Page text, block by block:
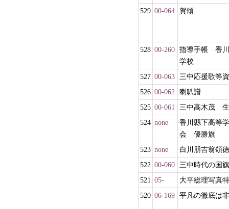
529 00-064 賀頌
528 00-260 指導手帳 香川
学校
527 00-063 三中応援歌等
526 00-062 喇叭譜
525 00-061
三中高木茂
524 none
香川縣下高等
会 優勝旗
523 none
白川朋吉翁頌
522 00-060 三中時代の国
521 05-
大平総理写真
520 06-169 平凡の徹底は